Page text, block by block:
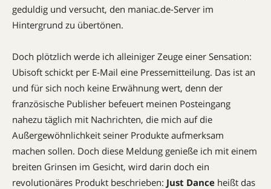
geduldig und versucht, den maniac.de-Server im
Hintergrund zu übertönen.
Doch plötzlich werde ich alleiniger Zeuge einer Sensation:
Ubisoft schickt per E-Mail eine Pressemitteilung. Das ist an
und für sich noch keine Erwähnung wert, denn der
französische Publisher befeuert meinen Posteingang
nahezu täglich mit Nachrichten, die mich auf die
Außergewöhnlichkeit seiner Produkte aufmerksam
machen sollen. Doch diese Meldung genieße ich mit einem
breiten Grinsen im Gesicht, wird darin doch ein
revolutionäres Produkt beschrieben: Just Dance heißt das